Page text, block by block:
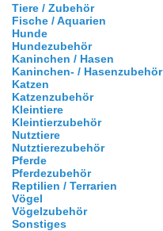
Tiere / Zubehör
Fische / Aquarien
Hunde
Hundezubehör
Kaninchen / Hasen
Kaninchen- / Hasenzubehör
Katzen
Katzenzubehör
Kleintiere
Kleintierzubehör
Nutztiere
Nutztierezubehör
Pferde
Pferdezubehör
Reptilien / Terrarien
Vögel
Vögelzubehör
Sonstiges